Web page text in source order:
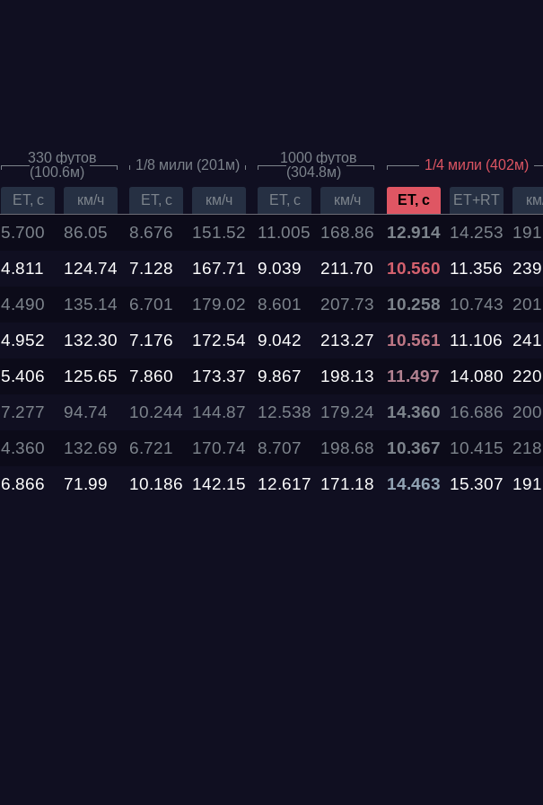
Трасса Дата проведения
Racepark
04.10.2026
RDRC
12.09.2026 —
RDRC
11.09.2026
330 футов
(100.6м)
1/8 мили (201м)
1000 футов
(304.8м)
1/4 мили (402м)
ET, c км/ч ET, c км/ч ET, c км/ч ET, c ET+RT
5.700 86.05 8.676 151.52 11.005 168.86 12.914 14.253
4.811 124.74 7.128 167.71 9.039 211.70 10.560 11.356
4.490 135.14 6.701 179.02 8.601 207.73 10.258 10.743
4.952 132.30 7.176 172.54 9.042 213.27 10.561 11.106
5.406 125.65 7.860 173.37 9.867 198.13 11.497 14.080
7.277 94.74 10.244 144.87 12.538 179.24 14.360 16.686
4.360 132.69 6.721 170.74 8.707 198.68 10.367 10.415
6.866 71.99 10.186 142.15 12.617 171.18 14.463 15.307